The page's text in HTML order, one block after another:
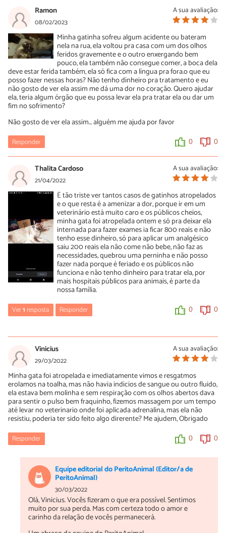
A sua avaliação:
Ramon
08/02/2023
Minha gatinha sofreu algum acidente ou bateram
nela na rua, ela voltou pra casa com um dos olhos
feridos gravemente e o outro enxergando bem
pouco, ela também não consegue comer, a boca dela
deve estar ferida também, ela só fica com a língua pra fora.o que eu
posso fazer nessas horas? Não tenho dinheiro pra tratamento e eu
não gosto de ver ela assim me dá uma dor no coração. Quero ajudar
ela, teria algum órgão que eu possa levar ela pra tratar ela ou dar um
fim no sofrimento?
Não gosto de ver ela assim... alguém me ajuda por favor
Responder 0 0
A sua avaliação:
Thalita Cardoso
21/04/2022
É tão triste ver tantos casos de gatinhos atropelados
e o que resta é a amenizar a dor, porque ir em um
veterinário está muito caro e os públicos cheios,
minha gata foi atropelada ontem e só pra deixar ela
internada para fazer exames ia ficar 800 reais e não
tenho esse dinheiro, só para aplicar um analgésico
saiu 200 reais ela não come não bebe, não faz as
necessidades, quebrou uma perninha e não posso
fazer nada porque é feriado e os públicos não
funciona e não tenho dinheiro para tratar ela, por
mais hospitais públicos para animais, é parte da
nossa família.
Ver1resposta Responder 0 0
09/06/2022
Muito triste amiga estou passando a mesma situação que vc com
um gatinho que vi na rua atropelado e vivo ainda tô tentando
salvar ele mais o ferimento foi na boquinha dele e o que iria
ajudar ele realmente era o soro com medicação injetável e não
aceita alimentação na seringa e nem o soro não sei o que fazer
sem dinheiro pra levar ele no veterinário 😿😔💔
0
A sua avaliação:
Vinicius
29/03/2022
Minha gata foi atropelada e imediatamente vimos e resgatmos
erolamos na toalha, mas não havia indicios de sangue ou outro fluido,
ela estava bem molinha e sem respiração com os olhos abertos dava
para sentir o pulso bem fraquinho, fizemos massagem por um tempo
até levar no veterinario onde foi aplicada adrenalina, mas ela não
resistiu, poderia ter sido feito algo direrente? Me ajudem, Obrigado
Responder 0 0
Equipe editorial do PeritoAnimal (Editor/a de
PeritoAnimal)
30/03/2022
Olá, Vinicius. Vocês fizeram o que era possível. Sentimos
muito por sua perda. Mas com certeza todo o amor e
carinho da relação de vocês permanecerá.